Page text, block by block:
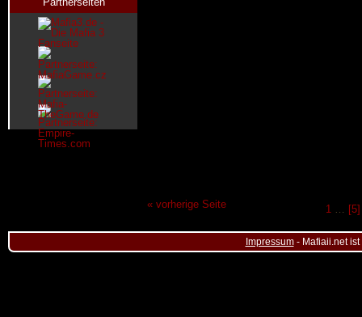
« vorherige Seite 1 … [5]
Impressum- Mafiaii.net ist